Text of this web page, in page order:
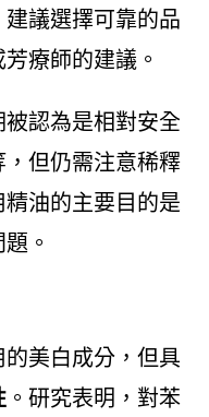
議選擇可靠的品
療師的建議。
認為是相對安全
但仍需注意稀釋
油的主要目的是
。
美白成分，但具
。研究表明，對苯